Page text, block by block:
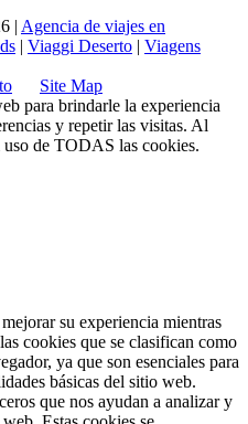
| Agencia de viajes en
| Viaggi Deserto | Viagens
Site Map
para brindarle la experiencia
y repetir las visitas. Al
uso de TODAS las cookies.
su experiencia mientras
cookies que se clasifican como
ya que son esenciales para
básicas del sitio web.
que nos ayudan a analizar y